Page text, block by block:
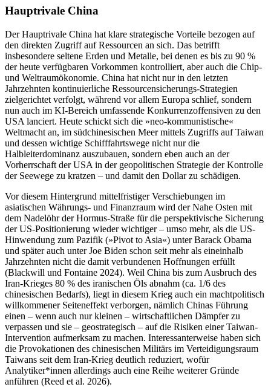
Hauptrivale China
Der Hauptrivale China hat klare strategische Vorteile bezogen auf
den direkten Zugriff auf Ressourcen an sich. Das betrifft
insbesondere seltene Erden und Metalle, bei denen es bis zu 90 %
der heute verfügbaren Vorkommen kontrolliert, aber auch die Chip-
und Weltraumökonomie. China hat nicht nur in den letzten
Jahrzehnten kontinuierliche Ressourcensicherungs-Strategien
zielgerichtet verfolgt, während vor allem Europa schlief, sondern
nun auch im KI-Bereich umfassende Konkurrenzoffensiven zu den
USA lanciert. Heute schickt sich die »neo-kommunistische«
Weltmacht an, im südchinesischen Meer mittels Zugriffs auf Taiwan
und dessen wichtige Schifffahrtswege nicht nur die
Halbleiterdominanz auszubauen, sondern eben auch an der
Vorherrschaft der USA in der geopolitischen Strategie der Kontrolle
der Seewege zu kratzen – und damit den Dollar zu schädigen.
Vor diesem Hintergrund mittelfristiger Verschiebungen im
asiatischen Währungs- und Finanzraum wird der Nahe Osten mit
dem Nadelöhr der Hormus-Straße für die perspektivische Sicherung
der US-Positionierung wieder wichtiger – umso mehr, als die US-
Hinwendung zum Pazifik (»Pivot to Asia«) unter Barack Obama
und später auch unter Joe Biden schon seit mehr als eineinhalb
Jahrzehnten nicht die damit verbundenen Hoffnungen erfüllt
(Blackwill und Fontaine 2024). Weil China bis zum Ausbruch des
Iran-Krieges 80 % des iranischen Öls abnahm (ca. 1/6 des
chinesischen Bedarfs), liegt in diesem Krieg auch ein machtpolitisch
willkommener Seiteneffekt verborgen, nämlich Chinas Führung
einen – wenn auch nur kleinen – wirtschaftlichen Dämpfer zu
verpassen und sie – geostrategisch – auf die Risiken einer Taiwan-
Intervention aufmerksam zu machen. Interessanterweise haben sich
die Provokationen des chinesischen Militärs im Verteidigungsraum
Taiwans seit dem Iran-Krieg deutlich reduziert, wofür
Analytiker*innen allerdings auch eine Reihe weiterer Gründe
anführen (Reed et al. 2026).